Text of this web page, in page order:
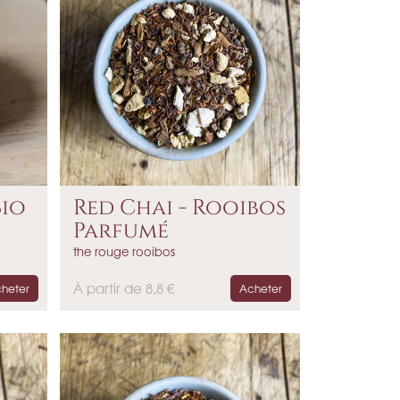
Red Chai - Rooibos
Parfumé
the rouge rooibos
P
x
À partir de 8,8 € Acheter